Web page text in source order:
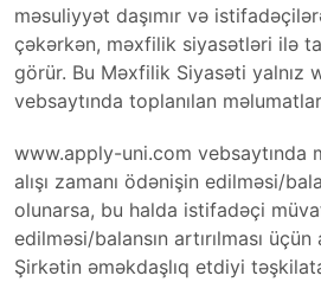
məsuliyyət daşımır və
çəkərkən, məxfilik siyasətləri ilə
görür. Bu Məxfilik Siyasəti yalnız
vebsaytında toplanılan
www.apply-uni.com vebsaytında
alışı zamanı ödənişin edilməsi/
olunarsa, bu halda istifadəçi
edilməsi/balansın artırılması
Şirkətin əməkdaşlıq etdiyi